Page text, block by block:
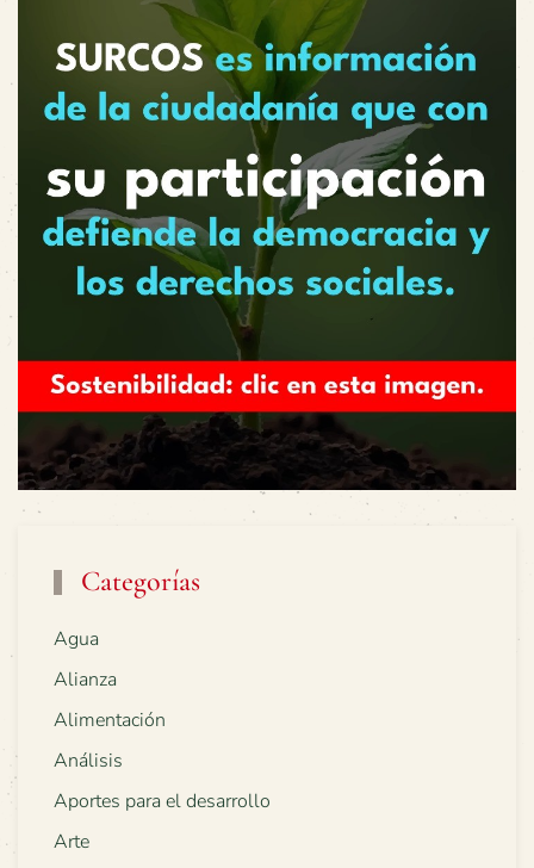
Categorías
Agua
Alianza
Alimentación
Análisis
Aportes para el desarrollo
Arte